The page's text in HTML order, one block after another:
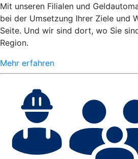
Mit unseren Filialen und
bei der Umsetzung Ihrer Ziele und
Seite. Und wir sind dort, wo Sie
Region.
Mehr erfahren